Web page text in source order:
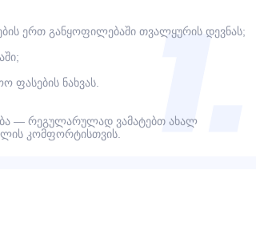
ერთ განყოფილებაში თვალყურის დევნას;
ფასების ნახვას.
— რეგულარულად ვამატებთ ახალ
კომფორტისთვის.